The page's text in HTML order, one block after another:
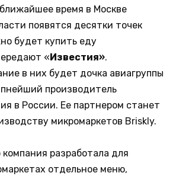
время в Москве
появятся десятки точек
будет купить еду
«Известия».
в них будет дочка авиагруппы
производитель
в России. Ее партнером станет
микромаркетов Briskly.
разработала для
отдельное меню,